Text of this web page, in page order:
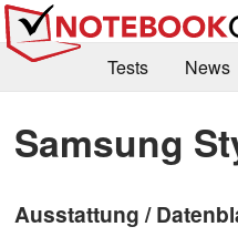
Tests News
Kaufberatung
Deals
Forum
Samsung
Ausstattung /